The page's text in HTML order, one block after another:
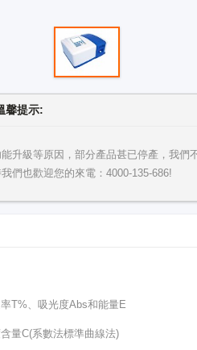
馨提示:
升級等原因，部分產品甚已停產，我們
們也歡迎您的來電：4000-135-686!
T%、吸光度Abs和能量E
量C(系數法標準曲線法)